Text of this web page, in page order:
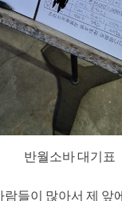
반월소바 대기표
람들이 많아서 제 앞